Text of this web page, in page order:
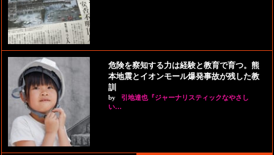
危険を察知する力は経験と教育で育つ。熊
本地震とイオンモール爆発事故が残した教
訓
by
引地達也『ジャーナリスティックなやさし
い…